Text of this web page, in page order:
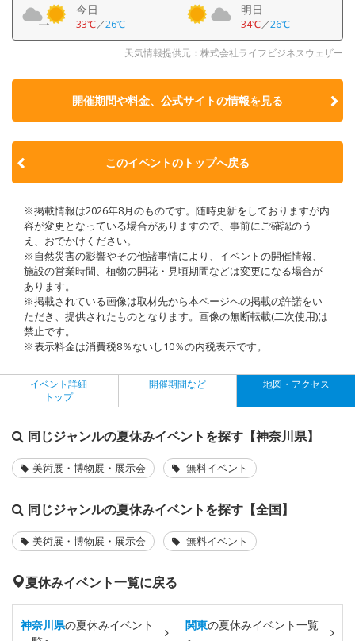
今日
33℃／26℃
明日
34℃／26℃
天気情報提供元：株式会社ライフビジネスウェザー
開催期間や料金、公式サイトの情報を見る
このイベントのトップへ戻る
※掲載情報は2026年8月のものです。随時更新をしておりますが内
容が変更となっている場合がありますので、事前にご確認のう
え、おでかけください。
※自然災害の影響やその他諸事情により、イベントの開催情報、
施設の営業時間、植物の開花・見頃期間などは変更になる場合が
あります。
※掲載されている画像は取材先から本ページへの掲載の許諾をい
ただき、提供されたものとなります。画像の無断転載(二次使用)は
禁止です。
※表示料金は消費税8％ないし10％の内税表示です。
イベント詳細
トップ
開催期間など 地図・アクセス
同じジャンルの夏休みイベントを探す【神奈川県】
美術展・博物展・展示会 無料イベント
同じジャンルの夏休みイベントを探す【全国】
美術展・博物展・展示会 無料イベント
夏休みイベント一覧に戻る
神奈川県の夏休みイベント
関東の夏休みイベント一覧